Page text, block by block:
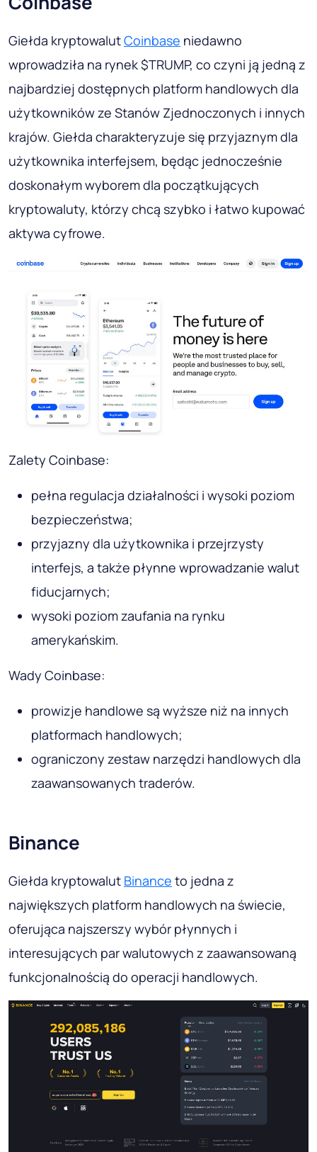
Giełda kryptowalutCoinbase niedawno
wprowadziła na rynek $TRUMP, co czyni ją jedną z
najbardziej dostępnych platform handlowych dla
użytkowników ze Stanów Zjednoczonych i innych
krajów. Giełda charakteryzuje się przyjaznym dla
użytkownika interfejsem, będąc jednocześnie
doskonałym wyborem dla początkujących
kryptowaluty, którzy chcą szybko i łatwo kupować
aktywa cyfrowe.
Zalety Coinbase:
pełna regulacja działalności i wysoki poziom
bezpieczeństwa;
przyjazny dla użytkownika i przejrzysty
interfejs, a także płynne wprowadzanie walut
fiducjarnych;
wysoki poziom zaufania na rynku
amerykańskim.
Wady Coinbase:
prowizje handlowe są wyższe niż na innych
platformach handlowych;
ograniczony zestaw narzędzi handlowych dla
zaawansowanych traderów.
Binance
Giełda kryptowalut Binance to jedna z
największych platform handlowych na świecie,
oferująca najszerszy wybór płynnych i
interesujących par walutowych z zaawansowaną
funkcjonalnością do operacji handlowych.